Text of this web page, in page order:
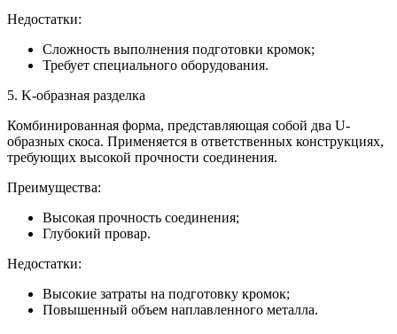
Недостатки:
Сложность выполнения подготовки кромок;
Требует специального оборудования.
5. K-образная разделка
Комбинированная форма, представляющая собой два U-
образных скоса. Применяется в ответственных конструкциях,
требующих высокой прочности соединения.
Преимущества:
Высокая прочность соединения;
Глубокий провар.
Недостатки:
Высокие затраты на подготовку кромок;
Повышенный объем наплавленного металла.